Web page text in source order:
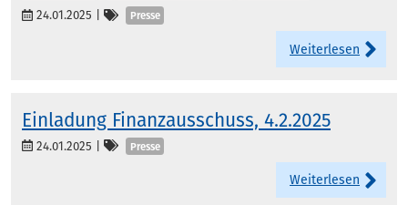
24.01.2025 Kategorien
Presse
Weiterlesen
Einladung Finanzausschuss, 4.2.2025
24.01.2025 Kategorien
Presse
Weiterlesen